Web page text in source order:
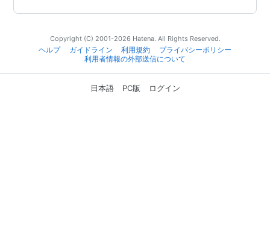
Copyright (C) 2001-2026 Hatena. All Rights Reserved.
ヘルプ
ガイドライン 利用規約
プライバシーポリシー
利用者情報の外部送信について
日本語 PC版 ログイン